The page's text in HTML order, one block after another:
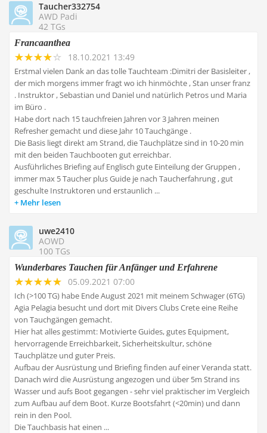
Taucher332754
AWD Padi
42 TGs
Francaanthea
18.10.2021 13:49
Erstmal vielen Dank an das tolle Tauchteam :Dimitri der Basisleiter ,
der mich morgens immer fragt wo ich hinmöchte , Stan unser franz
. Instruktor , Sebastian und Daniel und natürlich Petros und Maria
im Büro .
Habe dort nach 15 tauchfreien Jahren vor 3 Jahren meinen
Refresher gemacht und diese Jahr 10 Tauchgänge .
Die Basis liegt direkt am Strand, die Tauchplätze sind in 10-20 min
mit den beiden Tauchbooten gut erreichbar.
Ausführliches Briefing auf Englisch gute Einteilung der Gruppen ,
immer max 5 Taucher plus Guide je nach Taucherfahrung , gut
geschulte Instruktoren und erstaunlich ...
Mehr lesen
uwe2410
AOWD
100 TGs
Wunderbares Tauchen für Anfänger und Erfahrene
05.09.2021 07:00
Ich (>100 TG) habe Ende August 2021 mit meinem Schwager (6TG)
Agia Pelagia besucht und dort mit Divers Clubs Crete eine Reihe
von Tauchgängen gemacht.
Hier hat alles gestimmt: Motivierte Guides, gutes Equipment,
hervorragende Erreichbarkeit, Sicherheitskultur, schöne
Tauchplätze und guter Preis.
Aufbau der Ausrüstung und Briefing finden auf einer Veranda statt.
Danach wird die Ausrüstung angezogen und über 5m Strand ins
Wasser und aufs Boot gegangen - sehr viel praktischer im Vergleich
zum Aufbau auf dem Boot. Kurze Bootsfahrt (<20min) und dann
rein in den Pool.
Die Tauchbasis hat einen ...